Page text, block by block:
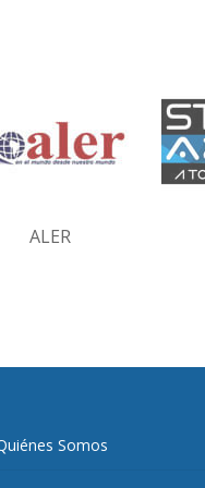
ALER
Somos